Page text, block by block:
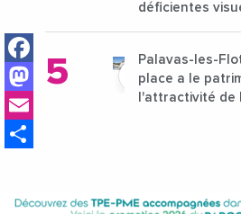
Facebook
Mastodon
déficientes
Palavas-les-
place a le
l'attractivité de